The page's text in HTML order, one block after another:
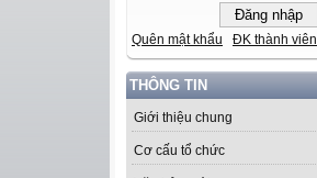
Quên mật khẩu ĐK thành viên
THÔNG TIN
Giới thiệu chung
Cơ cấu tổ chức